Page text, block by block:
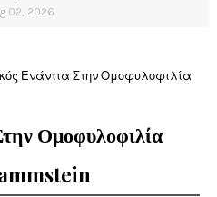
02, 2026
Ενάντια Στην Ομοφυλοφιλία
Ομοφυλοφιλία